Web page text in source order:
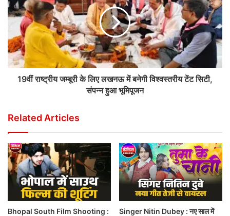
19वीं राष्ट्रीय जम्बूरी के लिए लखनऊ में बनेगी विश्वस्तरीय टेंट सिटी,
संपन्न हुआ भूमिपूजन
Related Articles
Bhopal South Film Shooting : Singer Nitin Dubey : नए साल में